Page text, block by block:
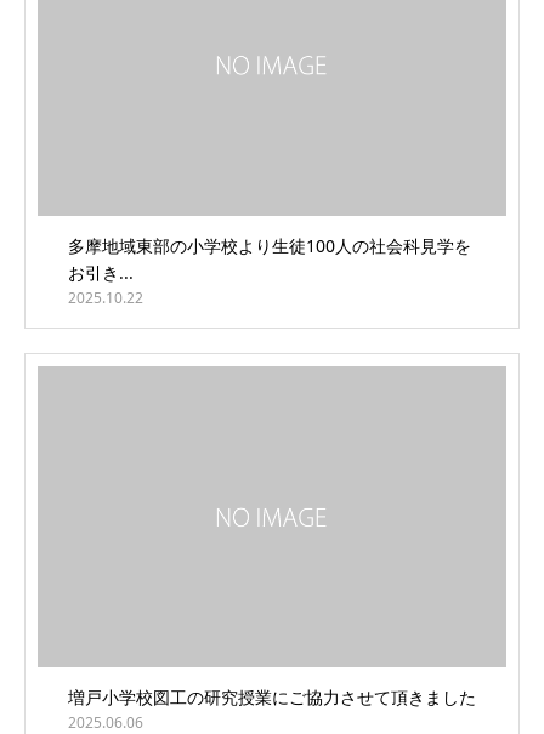
多摩地域東部の小学校より生徒100人の社会科見学を
お引き...
2025.10.22
増戸小学校図工の研究授業にご協力させて頂きました
2025.06.06